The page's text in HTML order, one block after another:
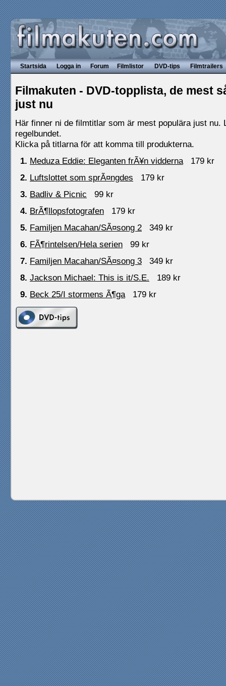
Startsida Logga in Forum Filmlistor DVD-tips Filmtrailers
Filmakuten - DVD-topplista, de mest
just nu
Här finner ni de filmtitlar som är mest populära just nu.
regelbundet.
Klicka på titlarna för att komma till produkterna.
1. Meduza Eddie: Eleganten frÃ¥n vidderna179 kr
2. Luftslottet som sprÃ¤ngdes 179 kr
3. Badliv & Picnic 99 kr
4. BrÃ¶llopsfotografen 179 kr
5. Familjen Macahan/SÃ¤song 2 349 kr
6. FÃ¶rintelsen/Hela serien 99 kr
7. Familjen Macahan/SÃ¤song 3 349 kr
8. Jackson Michael: This is it/S.E. 189 kr
9. Beck 25/I stormens Ã¶ga179 kr